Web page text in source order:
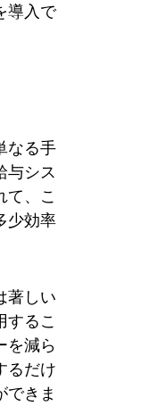
導入で
なる手
与シス
て、こ
少効率
著しい
するこ
を減ら
るだけ
できま